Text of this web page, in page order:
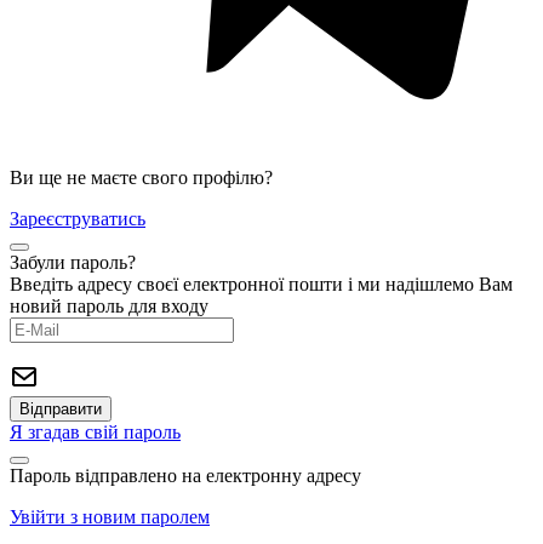
Ви ще не маєте свого профілю?
Зареєструватись
Забули пароль?
Введіть адресу своєї електронної пошти і ми надішлемо Вам
новий пароль для входу
Я згадав свій пароль
Пароль відправлено на електронну адресу
Увійти з новим паролем